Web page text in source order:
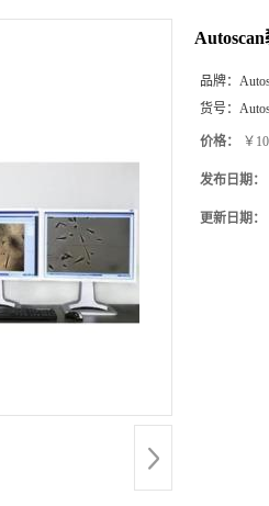
品牌：
货号：
价格： ￥
发布日期：
更新日期：